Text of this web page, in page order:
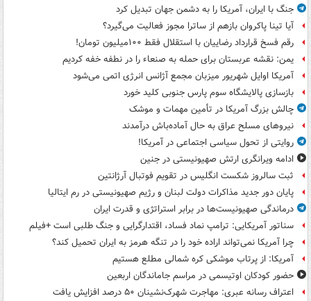
جنگ با ایران، آمریکا را به دشمن جهان تبدیل کرد
آیا تینا پاکروان بازهم از ساترا مجوز فعالیت می‌گیرد؟
رقم فسخ قرارداد رضاییان با استقلال فقط ۱۰۰میلیون تومان!
یمن: نقشه عربستان برای حمله به صنعاء را در نطفه خفه کردیم
آمریکا اوایل شهریور میزبان مجمع آژانس انرژی اتمی می‌شود
بازسازی پالایشگاه سوم پارس جنوبی کلید خورد
چالش بزرگ آمریکا در تأمین مهمات و موشک
نیروهای مسلح عراق به حال آماده‌باش درآمدند
روایتی از تحول سیاسی اجتماعی در آمریکا!
ادامه ویرانگری ارتش صهیونیستی در جنین
ثبت سالروز شکست انگلیس در تقویم فوتبال آرژانتین
پایان دور جدید مذاکرات دولت لبنان و رژیم صهیونیستی در رم ایتالیا
درماندگی صهیونیست‌ها در برابر استراتژی و قدرت ایران
سناتور آمریکایی: ترامپ نماد فساد، اقتدارگرایی و جنگ طلبی است +فیلم
چرا آمریکا نمی‌تواند اراده خود را در تنگه هرمز به ایران تحمیل کند؟
آمریکا: از پرتاب موشکی کره شمالی مطلع هستیم
حضور کودکان اوتیسمی در مراسم جاماندگان اربعین
اعتراف رسانه عبری: مهاجرت شهرک‌نشینان ۵۰ درصد افزایش یافت